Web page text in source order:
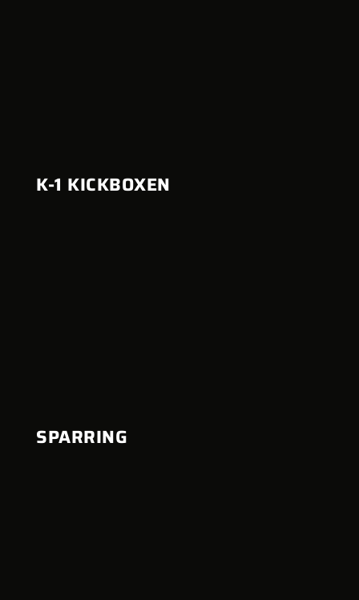
K-1 KICKBOXEN
SPARRING